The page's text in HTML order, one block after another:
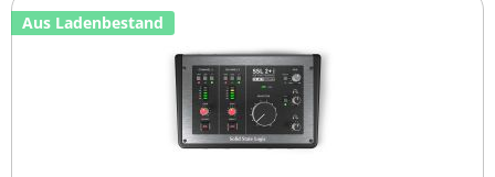
Aus Ladenbestand